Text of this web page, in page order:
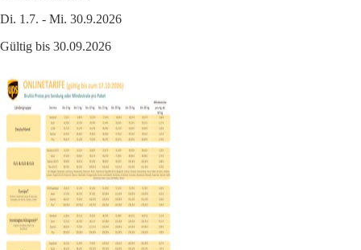
Di. 1.7. - Mi. 30.9.2026
Gültig bis 30.09.2026